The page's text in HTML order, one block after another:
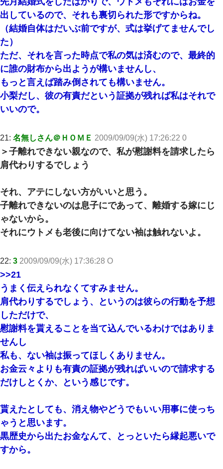
出しているので、それも裏切られた形ですからね。
（結婚自体はだいぶ前ですが、式は挙げてませんでし
た）
ただ、それを言った時点で私の気は済むので、最終的
に誰の財布から出ようが構いませんし、
もっと言えば踏み倒されても構いません。
小梨だし、彼の有責だという証拠が残れば私はそれで
いいので。
21: 名無しさん＠ＨＯＭＥ 2009/09/09(水) 17:26:22 0
＞子離れできない親なので、私が慰謝料を請求したら
肩代わりするでしょう
それ、アテにしない方がいいと思う。
子離れできないのは息子にであって、離婚する嫁にじ
ゃないから。
それにウトメも老後に向けてない袖は触れないよ。
22: 3 2009/09/09(水) 17:36:28 O
>>21
うまく伝えられなくてすみません。
肩代わりするでしょう、というのは彼らの行動を予想
しただけで、
慰謝料を貰えることを当て込んでいるわけではありま
せんし
私も、ない袖は振ってほしくありません。
お金云々よりも有責の証拠が残ればいいので請求する
だけしとくか、という感じです。
貰えたとしても、消え物やどうでもいい用事に使っち
ゃうと思います。
黒歴史から出たお金なんて、とっといたら縁起悪いで
すから。